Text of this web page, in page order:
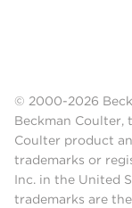
© 2000-2026
Beckman Coulter,
Coulter product
trademarks or
Inc. in the United
trademarks are